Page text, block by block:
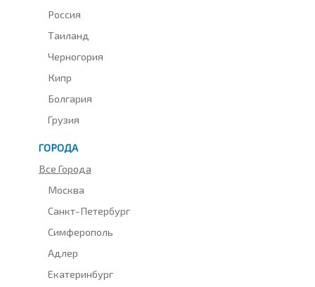
Россия
Таиланд
Черногория
Кипр
Болгария
Грузия
ГОРОДА
Все Города
Москва
Санкт-Петербург
Симферополь
Адлер
Екатеринбург